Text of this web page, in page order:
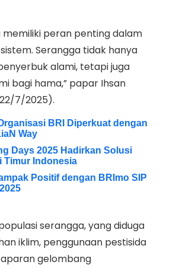
memiliki peran penting dalam
Serangga tidak hanya
alami, tetapi juga
bagi hama,” papar Ihsan
7/2025).
BRI Diperkuat dengan
Way
Days 2025 Hadirkan Solusi
Timur Indonesia
Positif dengan BRImo SIP
serangga, yang diduga
iklim, penggunaan pestisida
gelombang